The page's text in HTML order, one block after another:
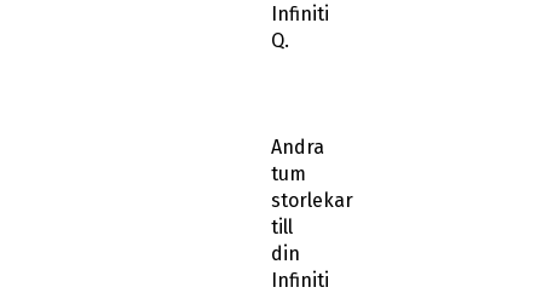
Infiniti
Q.
Andra
tum
storlekar
till
din
Infiniti